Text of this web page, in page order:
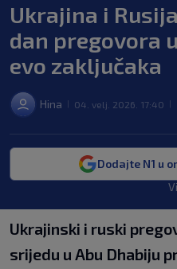
Ukrajina i
dan pregovora
evo zaključaka
Hina 04. velj. 2026. 17:40
Dodajte N1 u
Ukrajinski i ruski
srijedu u Abu Dhabiju